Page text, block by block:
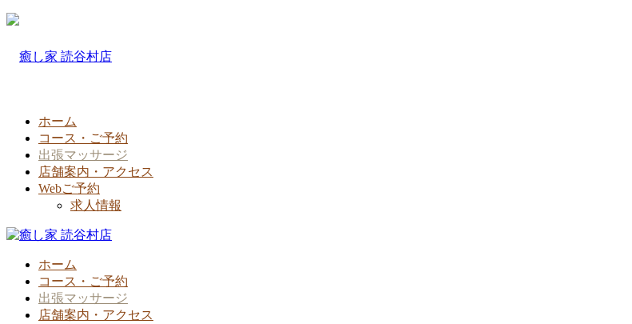
ホーム
コース・ご予約
出張マッサージ
店舗案内・アクセス
Webご予約
求人情報
ホーム
コース・ご予約
出張マッサージ
店舗案内・アクセス